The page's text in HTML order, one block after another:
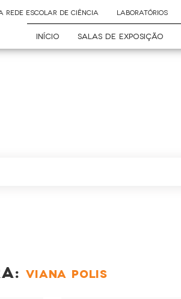
REDE ESCOLAR DE CIÊNCIA LABORATÓRIOS
INÍCIO SALAS DE EXPOSIÇÃO
VIANA POLIS